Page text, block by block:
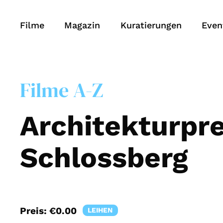
Filme Magazin Kuratierungen
Filme A-Z
Schlossberg
Preis: €0.00 LEIHEN